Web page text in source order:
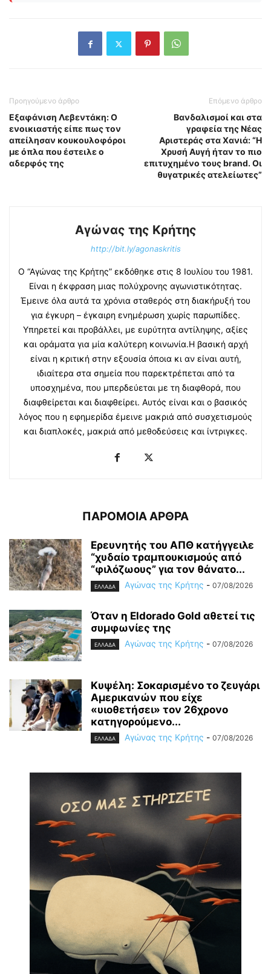
Προηγούμενο άρθρο
Εξαφάνιση Λεβεντάκη: Ο
ενοικιαστής είπε πως τον
απείλησαν κουκουλοφόροι
με όπλα που έστειλε ο
αδερφός της
Επόμενο άρθρο
Βανδαλισμοί και στα
γραφεία της Νέας
Αριστεράς στα Χανιά: “Η
Χρυσή Αυγή ήταν το πιο
επιτυχημένο τους brand. Οι
θυγατρικές ατελείωτες”
Αγώνας της Κρήτης
http://bit.ly/agonaskritis
Ο “Αγώνας της Κρήτης” εκδόθηκε στις 8 Ιουλίου του 1981.
Είναι η έκφραση μιας πολύχρονης αγωνιστικότητας.
Έμεινε όλα αυτά τα χρόνια σταθερός στη διακήρυξή του
για έγκυρη – έγκαιρη ενημέρωση χωρίς παρωπίδες.
Υπηρετεί και προβάλλει, με ευρύτητα αντίληψης, αξίες
και οράματα για μία καλύτερη κοινωνία.Η βασική αρχή
είναι η κριτική στην εξουσία όποια κι αν είναι αυτή,
ιδιαίτερα στα σημεία που παρεκτρέπεται από τα
υποσχημένα, που μπερδεύεται με τη διαφθορά, που
διαφθείρεται και διαφθείρει. Αυτός είναι και ο βασικός
λόγος που η εφημερίδα έμεινε μακριά από συσχετισμούς
και διαπλοκές, μακριά από μεθοδεύσεις και ίντριγκες.
ΠΑΡΟΜΟΙΑ ΑΡΘΡΑ
Ερευνητής του ΑΠΘ κατήγγειλε
“χυδαίο τραμπουκισμούς από
“φιλόζωους” για τον θάνατο...
ΕΛΛΑΔΑ Αγώνας της Κρήτης - 07/08/2026
Όταν η Eldorado Gold αθετεί τις
συμφωνίες της
ΕΛΛΑΔΑ Αγώνας της Κρήτης - 07/08/2026
Κυψέλη: Σοκαρισμένο το ζευγάρι
Αμερικανών που είχε
«υιοθετήσει» τον 26χρονο
κατηγορούμενο...
ΕΛΛΑΔΑ Αγώνας της Κρήτης - 07/08/2026